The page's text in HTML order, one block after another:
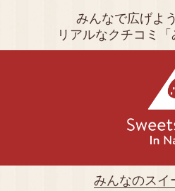
みんなで広げよ
リアルなクチコミ「
みんなのスイ